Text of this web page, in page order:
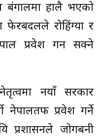
बंगालमा हालै भएको
फेरबदलले रोहिंग्या र
प्रवेश गर्न सक्ने
नयाँ सरकार
नेपालतर्फ प्रवेश गर्ने
प्रशासनले जोगबनी